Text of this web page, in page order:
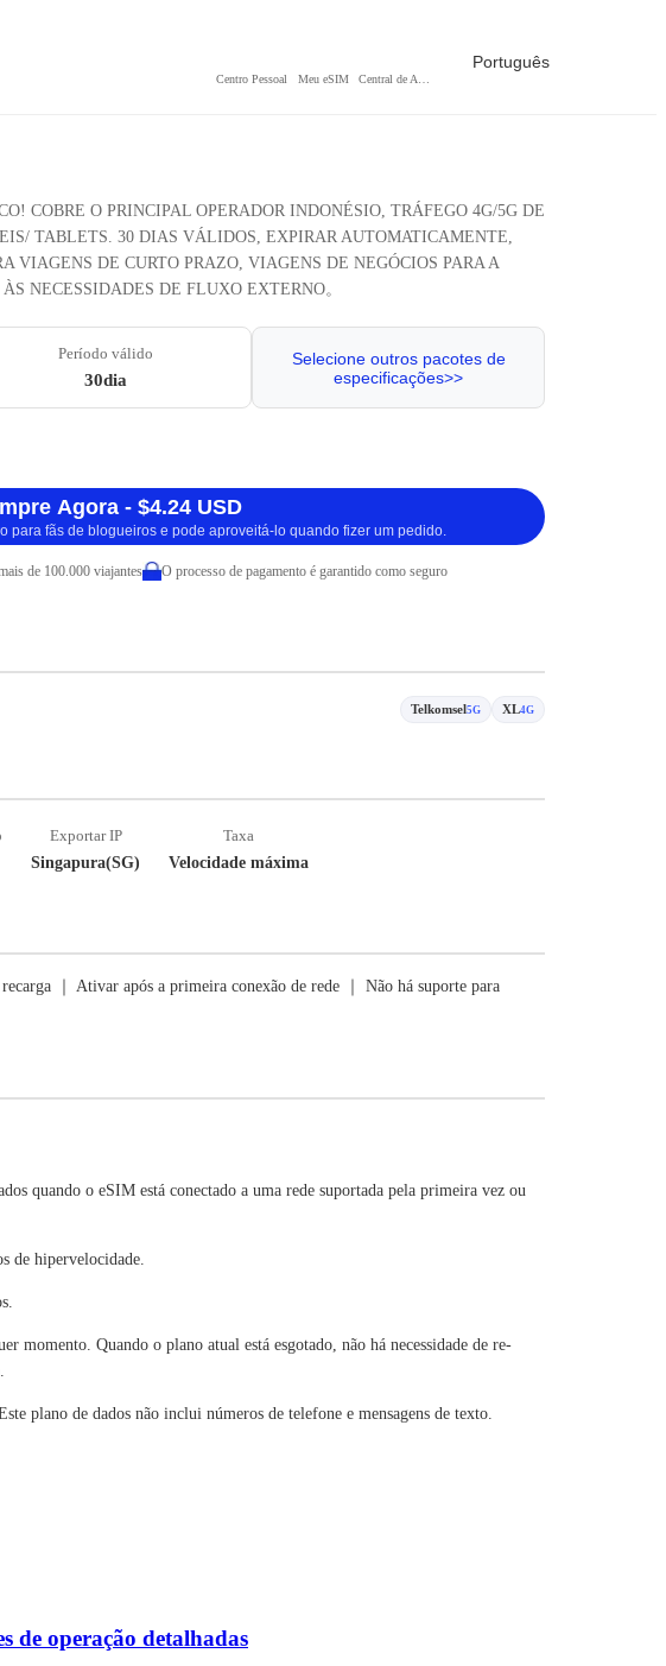
Centro Pessoal Meu eSIM
Português
COBRE O PRINCIPAL OPERADOR INDONÉSIO, TRÁFEGO 4G/5G DE
TABLETS. 30 DIAS VÁLIDOS, EXPIRAR AUTOMATICAMENTE,
VIAGENS DE CURTO PRAZO, VIAGENS DE NEGÓCIOS PARA A
NECESSIDADES DE FLUXO EXTERNO。
Período válido
30dia
Selecione outros pacotes de
especificações>>
Agora - $4.24 USD
para fãs de blogueiros e pode aproveitá-lo quando fizer um pedido.
de 100.000 viajantes O processo de pagamento é garantido como seguro
Telkomsel5G XL4G
Exportar IP
Singapura(SG)
Taxa
Velocidade máxima
｜ Ativar após a primeira conexão de rede ｜ Não há suporte para
quando o eSIM está conectado a uma rede suportada pela primeira vez ou
de hipervelocidade.
momento. Quando o plano atual está esgotado, não há necessidade de re-
plano de dados não inclui números de telefone e mensagens de texto.
de operação detalhadas